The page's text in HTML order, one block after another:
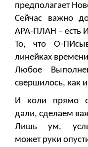
предполагает
Сейчас важно
АРА-ПЛАН – есть
То, что О-
линейках
Любое
свершилось, как
И коли прямо
дали, сделаем
Лишь ум,
может руки